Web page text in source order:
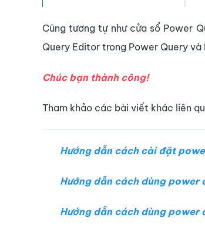
Cũng tương tự như cửa sổ Power
Query Editor trong Power Query
Chúc bạn thành công!
Tham khảo các bài viết khác liên
Hướng dẫn cách cài đặt
Hướng dẫn cách dùng
Hướng dẫn cách dùng power